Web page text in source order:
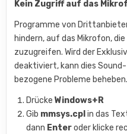
Kein Zugriff auf das
Programme von
hindern, auf das Mikrofon,
zuzugreifen. Wird der
deaktiviert, kann dies
bezogene Probleme beheben.
DrückeWindows+R
Gib mmsys.cpl in das
dann Enteroder klicke